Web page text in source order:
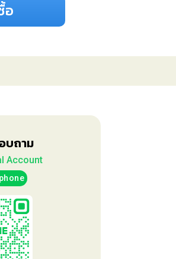
อ
บถาม
Account